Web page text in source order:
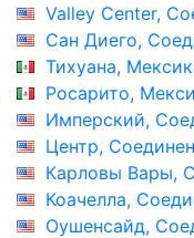
Valley Center,
Сан Диего,
Тихуана,
Росарито,
Имперский,
Центр,
Карловы Вары,
Коачелла,
Оушенсайд,